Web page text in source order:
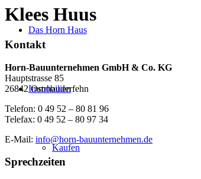
Das Horn Haus
Immobilien
Kaufen
Klees Huus
Kontakt
Horn-Bauunternehmen GmbH & Co. KG
Hauptstrasse 85
26842 Ostrhauderfehn
Telefon: 0 49 52 – 80 81 96
Telefax: 0 49 52 – 80 97 34
E-Mail: info@horn-bauunternehmen.de
Sprechzeiten